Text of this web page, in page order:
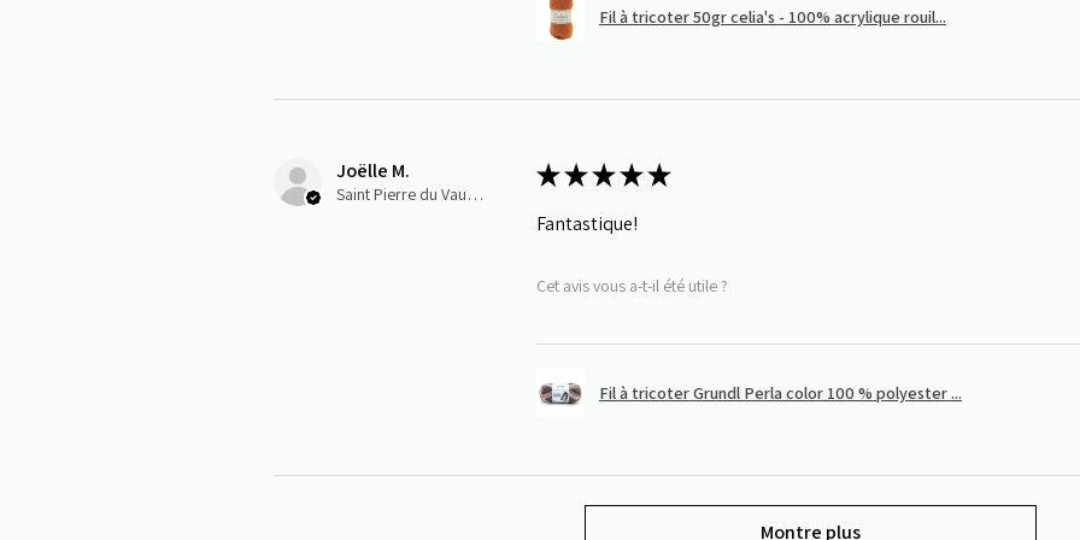
Fil à tricoter 50gr celia's - 100% acrylique rouil...
Joëlle M.
Saint Pierre du Vauvray, Normandie
★★★★★
Fantastique!
Cet avis vous a-t-il été utile ?
Fil à tricoter Grundl Perla color 100 % polyester ...
Montre plus